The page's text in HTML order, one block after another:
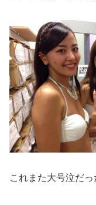
これまた大号泣だっ